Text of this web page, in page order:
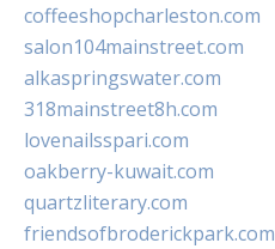
coffeeshopcharleston.com
salon104mainstreet.com
alkaspringswater.com
318mainstreet8h.com
lovenailsspari.com
oakberry-kuwait.com
quartzliterary.com
friendsofbroderickpark.com